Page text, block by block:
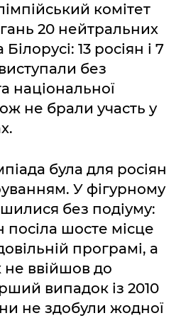
комітет
20 нейтральних
Білорусі: 13 росіян і 7
без
національної
не брали участь у
була для росіян
У фігурному
без подіуму:
посіла шосте місце
програмі, а
ввійшов до
випадок із 2010
не здобули жодної